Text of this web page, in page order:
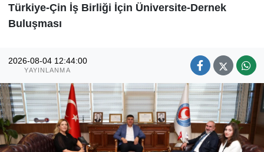
Türkiye-Çin İş Birliği İçin Üniversite-Dernek
Buluşması
2026-08-04 12:44:00
YAYINLANMA